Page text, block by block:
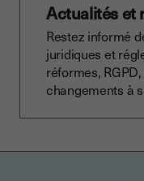
Actualités et
Restez informé
juridiques et
réformes,
changements à